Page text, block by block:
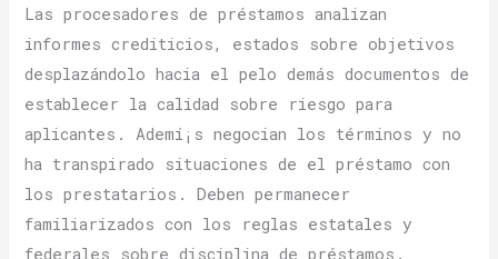
Las procesadores de préstamos analizan
informes crediticios, estados sobre objetivos
desplazándolo hacia el pelo demás documentos de
establecer la calidad sobre riesgo para
aplicantes. Ademí¡s negocian los términos y no
ha transpirado situaciones de el préstamo con
los prestatarios.Deben permanecer
familiarizados con los reglas estatales y
federales sobre disciplina de préstamos.